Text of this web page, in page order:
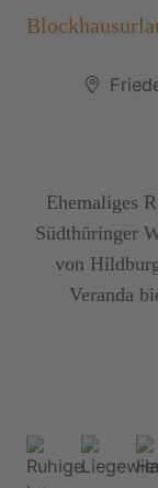
Ehemaliges
Südthüringer
von
Veranda